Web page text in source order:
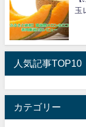
玉
人気記事TOP10
カテゴリー